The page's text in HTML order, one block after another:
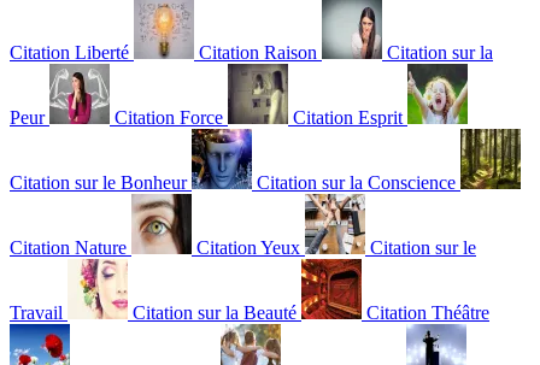
Citation Liberté Citation Raison Citation sur la
Peur Citation Force Citation Esprit
Citation sur le Bonheur Citation sur la Conscience
Citation Nature Citation Yeux Citation sur le
Travail Citation sur la Beauté Citation Théâtre